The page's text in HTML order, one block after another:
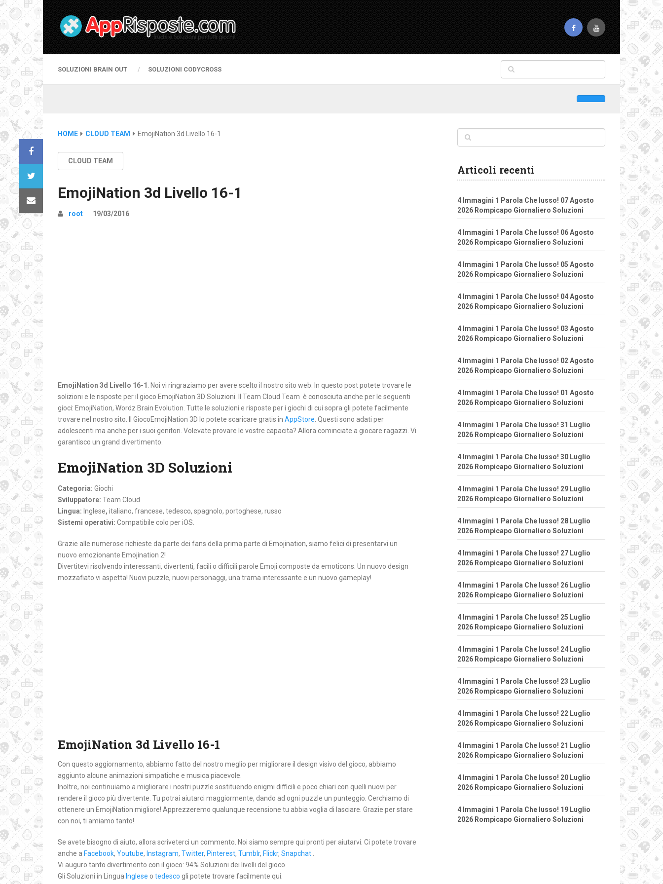
SOLUZIONI BRAIN OUT SOLUZIONI CODYCROSS
HOME CLOUD TEAM EmojiNation 3d Livello 16-1
CLOUD TEAM
EmojiNation 3d Livello 16-1
root 19/03/2016
EmojiNation 3d Livello 16-1
. Noi vi ringraziamo per avere scelto il nostro sito web. In questo post potete trovare le
solizioni e le risposte per il gioco EmojiNation 3D Soluzioni. Il Team Cloud Team è conosciuta anche per le seguenti
gioci: EmojiNation, Wordz Brain Evolution. Tutte le soluzioni e risposte per i giochi di cui sopra gli potete facilmente
trovare nel nostro sito. Il GiocoEmojiNation 3D lo potete scaricare gratis in AppStore . Questi sono adati per
adolescenti ma anche per i suoi genitori. Volevate provare le vostre capacita? Allora cominciate a giocare ragazzi. Vi
garantisco un grand divertimento.
EmojiNation 3D Soluzioni
Categoria: Giochi
Sviluppatore: Team Cloud
Lingua: Inglese, italiano, francese, tedesco, spagnolo, portoghese, russo
Sistemi operativi: Compatibile colo per iOS.
Grazie alle numerose richieste da parte dei fans della prima parte di Emojination, siamo felici di presentarvi un
nuovo emozionante Emojination 2!
Divertitevi risolvendo interessanti, divertenti, facili o difficili parole Emoji composte da emoticons. Un nuovo design
mozzafiato vi aspetta! Nuovi puzzle, nuovi personaggi, una trama interessante e un nuovo gameplay!
EmojiNation 3d Livello 16-1
Con questo aggiornamento, abbiamo fatto del nostro meglio per migliorare il design visivo del gioco, abbiamo
aggiunto alcune animazioni simpatiche e musica piacevole.
Inoltre, noi continuiamo a migliorare i nostri puzzle sostituendo enigmi difficili e poco chiari con quelli nuovi per
rendere il gioco più divertente. Tu potrai aiutarci maggiormente, dando ad ogni puzzle un punteggio. Cerchiamo di
ottenere un EmojiNation migliore! Apprezzeremo qualunque recensione tu abbia voglia di lasciare. Grazie per stare
con noi, ti amiamo tanto!
Se avete bisogno di aiuto, allora scriveterci un commento. Noi siamo sempre qui pronti per aiutarvi. Ci potete trovare
anche a Facebook, Youtube, Instagram, Twitter, Pinterest, Tumblr, Flickr, Snapchat
Vi auguro tanto divertimento con il gioco: 94% Soluzioni dei livelli del gioco.
Gli Soluzioni in Lingua Inglese o tedesco gli potete trovare facilmente qui.
Articoli recenti
4 Immagini 1 Parola Che lusso! 07 Agosto
2026 Rompicapo Giornaliero Soluzioni
4 Immagini 1 Parola Che lusso! 06 Agosto
2026 Rompicapo Giornaliero Soluzioni
4 Immagini 1 Parola Che lusso! 05 Agosto
2026 Rompicapo Giornaliero Soluzioni
4 Immagini 1 Parola Che lusso! 04 Agosto
2026 Rompicapo Giornaliero Soluzioni
4 Immagini 1 Parola Che lusso! 03 Agosto
2026 Rompicapo Giornaliero Soluzioni
4 Immagini 1 Parola Che lusso! 02 Agosto
2026 Rompicapo Giornaliero Soluzioni
4 Immagini 1 Parola Che lusso! 01 Agosto
2026 Rompicapo Giornaliero Soluzioni
4 Immagini 1 Parola Che lusso! 31 Luglio
2026 Rompicapo Giornaliero Soluzioni
4 Immagini 1 Parola Che lusso! 30 Luglio
2026 Rompicapo Giornaliero Soluzioni
4 Immagini 1 Parola Che lusso! 29 Luglio
2026 Rompicapo Giornaliero Soluzioni
4 Immagini 1 Parola Che lusso! 28 Luglio
2026 Rompicapo Giornaliero Soluzioni
4 Immagini 1 Parola Che lusso! 27 Luglio
2026 Rompicapo Giornaliero Soluzioni
4 Immagini 1 Parola Che lusso! 26 Luglio
2026 Rompicapo Giornaliero Soluzioni
4 Immagini 1 Parola Che lusso! 25 Luglio
2026 Rompicapo Giornaliero Soluzioni
4 Immagini 1 Parola Che lusso! 24 Luglio
2026 Rompicapo Giornaliero Soluzioni
4 Immagini 1 Parola Che lusso! 23 Luglio
2026 Rompicapo Giornaliero Soluzioni
4 Immagini 1 Parola Che lusso! 22 Luglio
2026 Rompicapo Giornaliero Soluzioni
4 Immagini 1 Parola Che lusso! 21 Luglio
2026 Rompicapo Giornaliero Soluzioni
4 Immagini 1 Parola Che lusso! 20 Luglio
2026 Rompicapo Giornaliero Soluzioni
4 Immagini 1 Parola Che lusso! 19 Luglio
2026 Rompicapo Giornaliero Soluzioni